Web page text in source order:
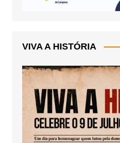
VIVA A HISTÓRIA